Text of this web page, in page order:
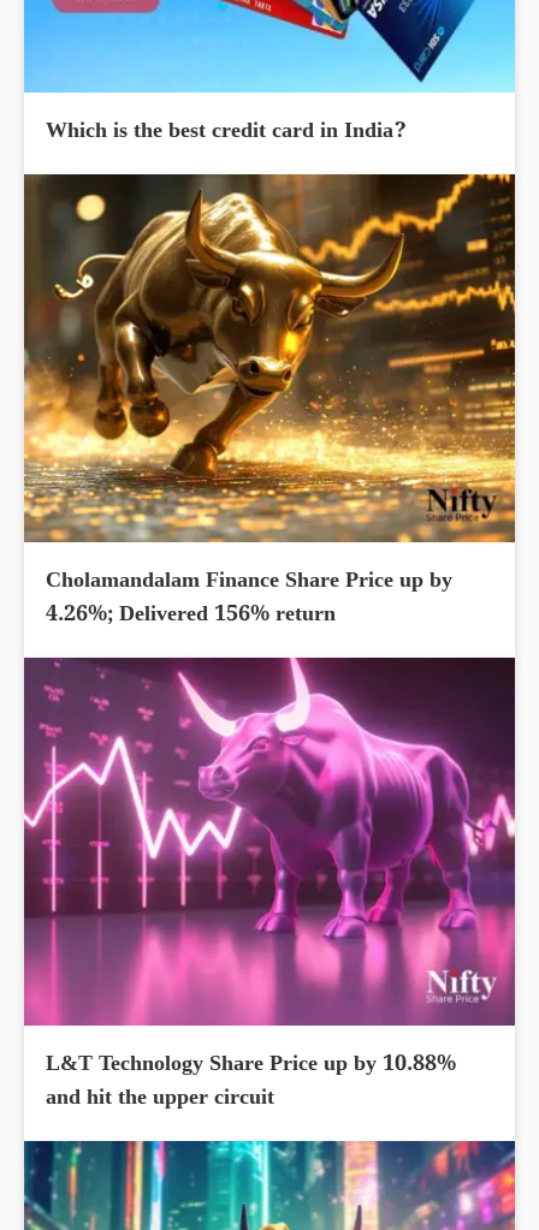
Which is the best credit card in India?
Cholamandalam Finance Share Price up by
4.26%; Delivered 156% return
L&T Technology Share Price up by 10.88%
and hit the upper circuit